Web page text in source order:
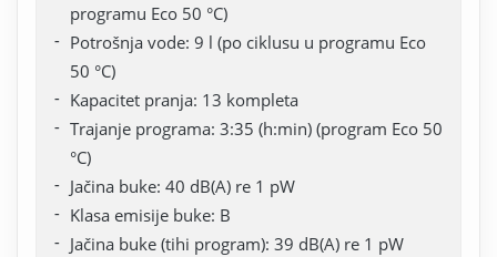
programu Eco 50 °C)
Potrošnja vode: 9 l (po ciklusu u programu Eco
50 °C)
Kapacitet pranja: 13 kompleta
Trajanje programa: 3:35 (h:min) (program Eco 50
°C)
Jačina buke: 40 dB(A) re 1 pW
Klasa emisije buke: B
Jačina buke (tihi program): 39 dB(A) re 1 pW